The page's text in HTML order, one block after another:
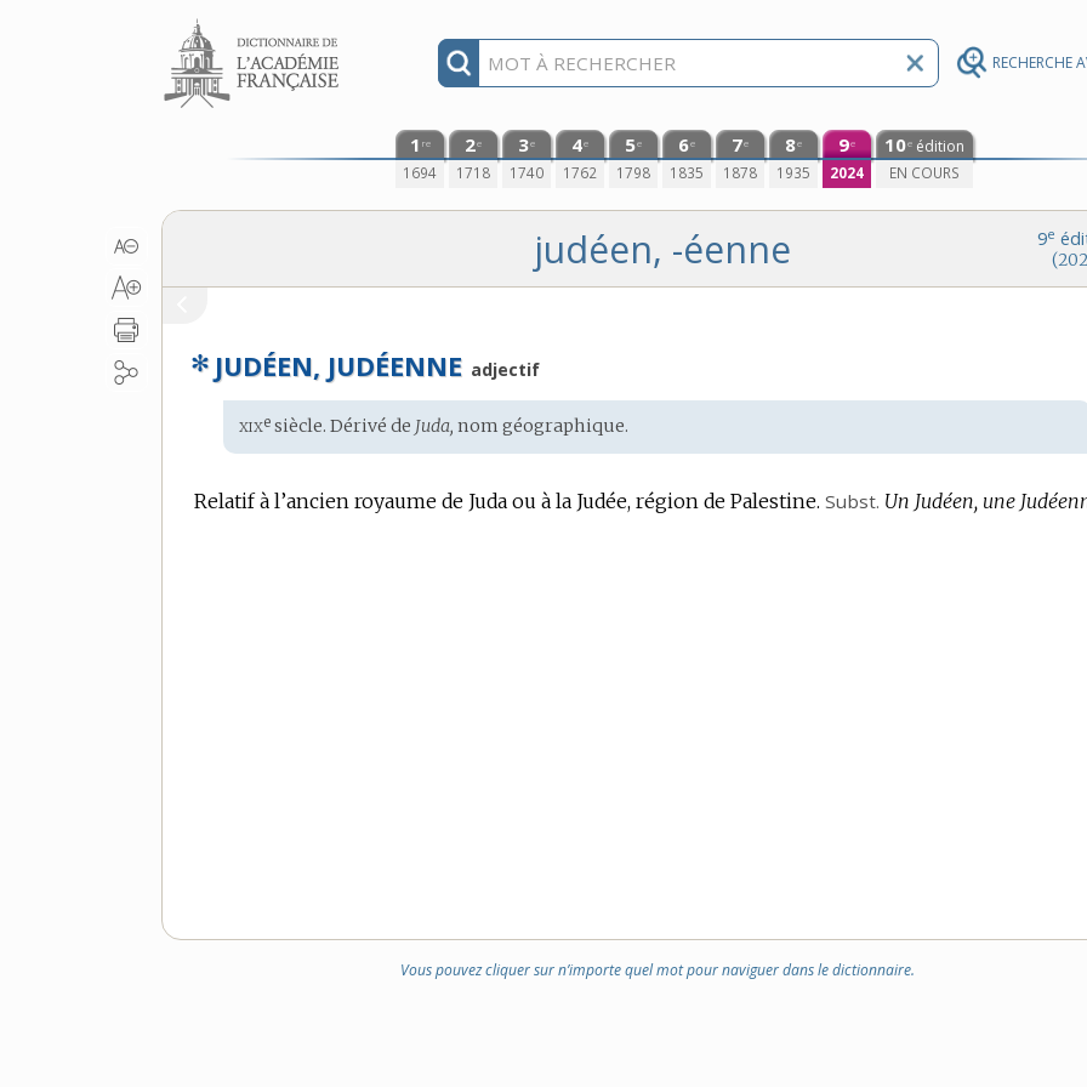
RECHERCHE
Aller au contenu
1 re
1694
2e
1718
3e
1740
4e
1762
5e
1798
6e
1835
7e
1878
8e
1935
9e
2024
10e édition
EN COURS
9e
judéen, -éenne
✻ JUDÉEN, JUDÉENNE adjectif
Étymologie
:
xixe siècle. Dérivé de Juda, nom géographique.
Relatif à l’ancien royaume de Juda ou à la Judée, région de Palestine. Subst. Un Judéen, une
Vous pouvez cliquer sur n’importe quel mot pour naviguer dans le dictionnaire.